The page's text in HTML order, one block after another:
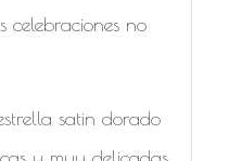
celebraciones no
satin dorado